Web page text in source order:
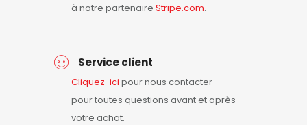
à notre partenaire Stripe.com.
Service client
Cliquez-ici pour nous contacter
pour toutes questions avant et après
votre achat.